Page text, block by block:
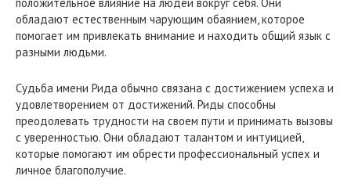
обладают естественным чарующим обаянием, которое
помогает им привлекать внимание и находить общий язык с
разными людьми.
Судьба имени Рида обычно связана с достижением успеха и
удовлетворением от достижений. Риды способны
преодолевать трудности на своем пути и принимать вызовы
с уверенностью. Они обладают талантом и интуицией,
которые помогают им обрести профессиональный успех и
личное благополучие.